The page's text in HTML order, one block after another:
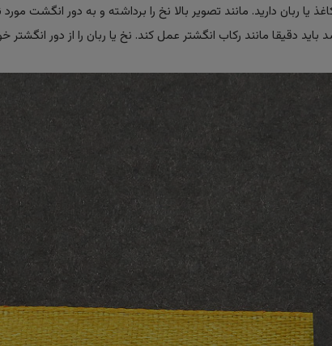
یا ربان دارید. مانند تصویر بالا نخ را برداشته و به دور انگشت
دقیقا مانند رکاب انگشتر عمل کند. نخ یا ربان را از دور